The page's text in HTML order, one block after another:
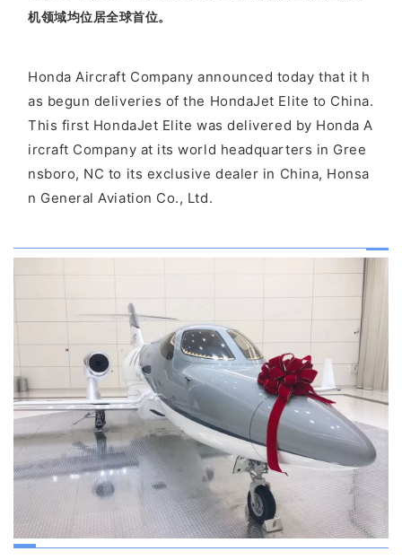
机领域均位居全球首位。
Honda Aircraft Company announced today that it h
as begun deliveries of the HondaJet Elite to China.
This first HondaJet Elite was delivered by Honda A
ircraft Company at its world headquarters in Gree
nsboro, NC to its exclusive dealer in China, Honsa
n General Aviation Co., Ltd.